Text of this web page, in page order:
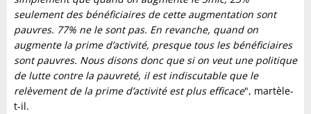
seulement des bénéficiaires de cette augmentation sont
pauvres. 77% ne le sont pas. En revanche, quand on
augmente la prime d’activité, presque tous les bénéficiaires
sont pauvres. Nous disons donc que si on veut une politique
de lutte contre la pauvreté, il est indiscutable que le
relèvement de la prime d’activité est plus efficace", martèle-
t-il.